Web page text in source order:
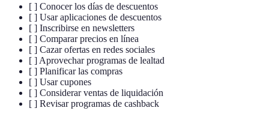
[ ] Conocer los días de descuentos
[ ] Usar aplicaciones de descuentos
[ ] Inscribirse en newsletters
[ ] Comparar precios en línea
[ ] Cazar ofertas en redes sociales
[ ] Aprovechar programas de lealtad
[ ] Planificar las compras
[ ] Usar cupones
[ ] Considerar ventas de liquidación
[ ] Revisar programas de cashback